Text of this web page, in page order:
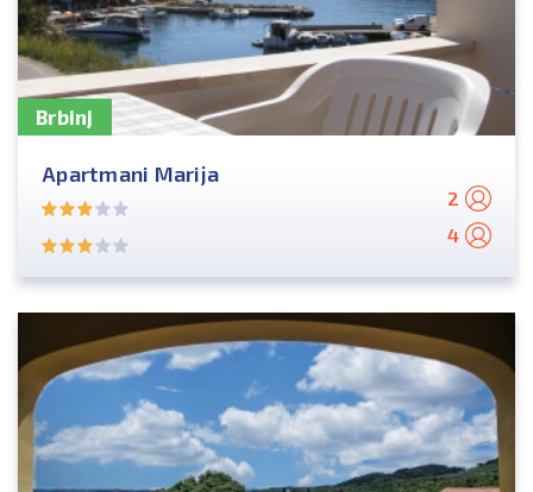
Brbinj
Apartmani Marija
2
4